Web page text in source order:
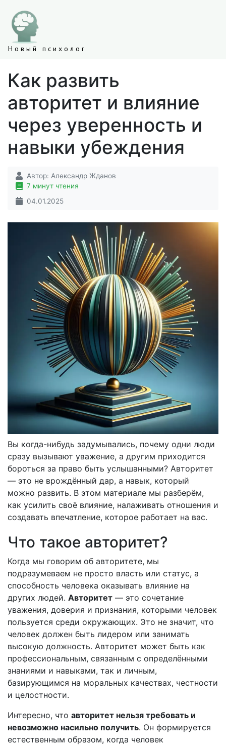
Новый психолог
Как развить
авторитет и влияние
через уверенность и
навыки убеждения
Автор: Александр Жданов
7 минут чтения
04.01.2025
Вы когда-нибудь задумывались, почему одни люди
сразу вызывают уважение, а другим приходится
бороться за право быть услышанными? Авторитет
— это не врождённый дар, а навык, который
можно развить. В этом материале мы разберём,
как усилить своё влияние, налаживать отношения и
создавать впечатление, которое работает на вас.
Что такое авторитет?
Когда мы говорим об авторитете, мы
подразумеваем не просто власть или статус, а
способность человека оказывать влияние на
других людей. Авторитет — это сочетание
уважения, доверия и признания, которыми человек
пользуется среди окружающих. Это не значит, что
человек должен быть лидером или занимать
высокую должность. Авторитет может быть как
профессиональным, связанным с определёнными
знаниями и навыками, так и личным,
базирующимся на моральных качествах, честности
и целостности.
Интересно, что авторитет нельзя требовать и
невозможно насильно получить. Он формируется
естественным образом, когда человек